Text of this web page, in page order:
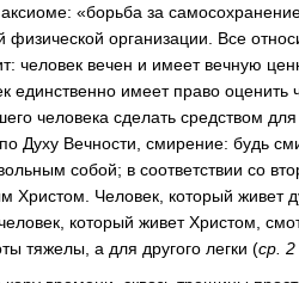
аксиоме: «борьба за
физической организации. Все
человек вечен и имеет вечную
единственно имеет право
человека сделать средством
Духу Вечности, смирение: будь
собой; в соответствии со
Христом. Человек, который живет
который живет Христом,
тяжелы, а для другого легки (ср.